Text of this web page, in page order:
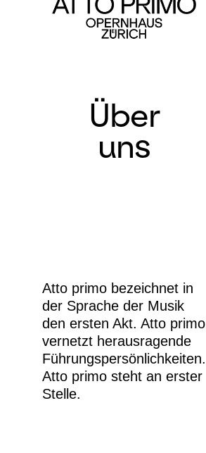
Über
uns
Atto primo bezeichnet in
der Sprache der Musik
den ersten Akt. Atto primo
vernetzt herausragende
Führungspersönlichkeiten.
Atto primo steht an erster
Stelle.